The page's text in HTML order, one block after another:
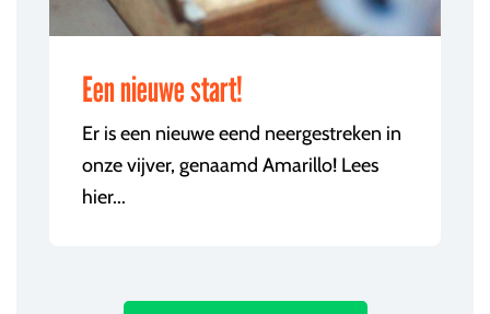
Een nieuwe start!
Er is een nieuwe eend neergestreken in
onze vijver, genaamd Amarillo! Lees
hier...